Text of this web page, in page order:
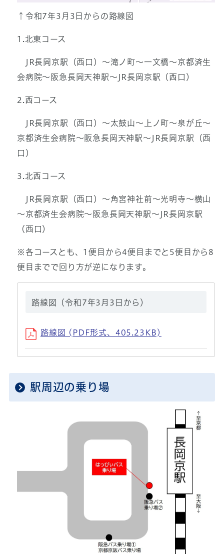
↑令和7年3月3日からの路線図
1.北東コース
JR長岡京駅（西口）～滝ノ町～一文橋～京都済生
会病院～阪急長岡天神駅～JR長岡京駅（西口）
2.西コース
JR長岡京駅（西口）～太鼓山～上ノ町～泉が丘～
京都済生会病院～阪急長岡天神駅～JR長岡京駅（西
口）
3.北西コース
JR長岡京駅（西口）～角宮神社前～光明寺～横山
～京都済生会病院～阪急長岡天神駅～JR長岡京駅
（西口）
※各コースとも、1便目から4便目までと5便目から8
便目までで回り方が逆になります。
路線図（令和7年3月3日から）
路線図 (PDF形式、405.23KB)
駅周辺の乗り場